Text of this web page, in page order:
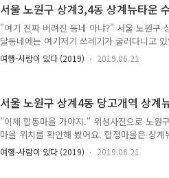
단에는 꽃이 예쁘게 피어 있었어요. 계단을 따
을 올라가기 시작했어요. '진짜 조금 쉬든가
요. 무엇을 사진찍어야할 지 감이 안 왔어요.
속 다녔더니 이..
서울 노원구 상계3,4동 상계뉴타운
"여기 진짜 버려진 동네 아냐?" 서울 노원구
달동네에는 여기저기 쓰레기가 굴러다니고
들이 떠나가는 동네에서나 볼 수 있는 광경이
안 좋은 동네라고 생각해요. 아주 틀린 말은
집 밖에 대충 던지지는 않아요. 쓰레기를 자기
히 날벌레, 쥐가 엄청나게 꼬일 거고, 그것은
게다가 우리나라 국민성이 중국처럼 미개하
벌레가 많기..
여행-사람이 있다 (2019) 2019.06.21
서울 노원구 상계4동 당고개역 상계
"이제 합동마을 가야지." 위성사진으로 노원
마을 위치를 확인해 봤어요. 합정마을은 상
서 5번 출구로 나가서 북동쪽으로 올라가면
어요. 여기가 합동마을 같았어요. 합동마을
여행-사람이 있다 (2019) 2019.06.21